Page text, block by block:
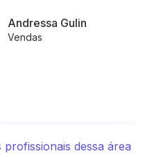
Andressa Gulin
Vendas
profissionais dessa área